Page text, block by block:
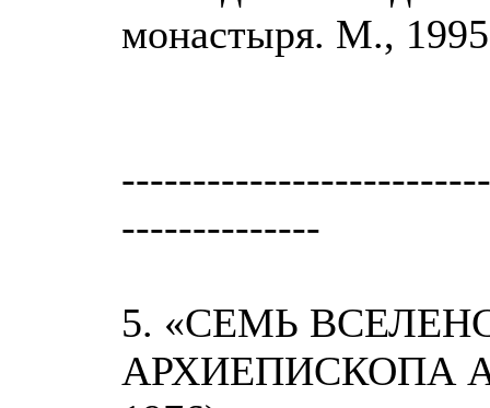
монастыря. М.,
--------------
5. «СЕМЬ
АРХИЕПИСКОПА